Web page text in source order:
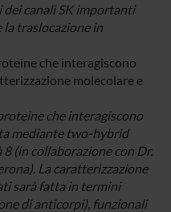
canali SK importanti
la traslocazione in
che interagiscono
molecolare e
che interagiscono
mediante two-hybrid
8 (in collaborazione con Dr.
La caratterizzazione
sarà fatta in termini
di anticorpi), funzionali